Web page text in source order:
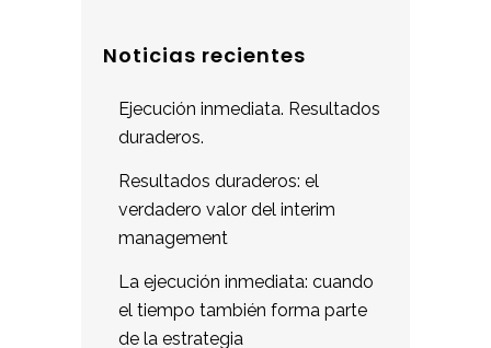
Noticias recientes
Ejecución inmediata. Resultados
duraderos.
Resultados duraderos: el
verdadero valor del interim
management
La ejecución inmediata: cuando
el tiempo también forma parte
de la estrategia